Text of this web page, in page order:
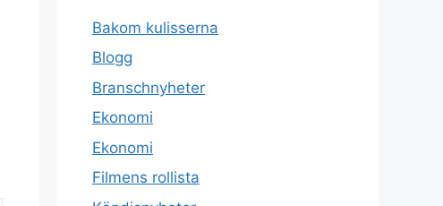
Bakom kulisserna
Blogg
Branschnyheter
Ekonomi
Ekonomi
Filmens rollista